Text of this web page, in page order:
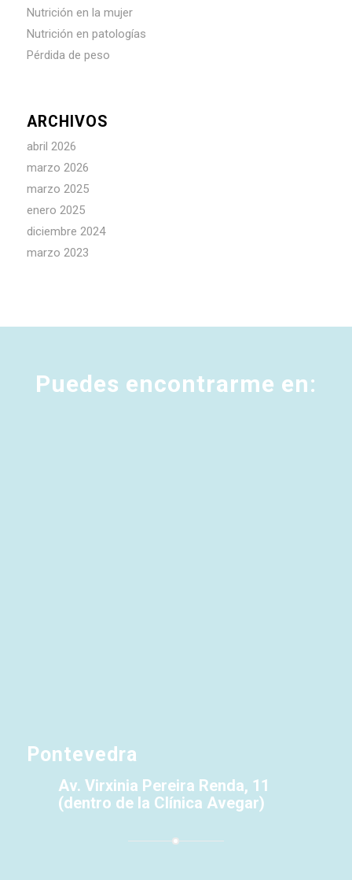
Nutrición en la mujer
Nutrición en patologías
Pérdida de peso
ARCHIVOS
abril 2026
marzo 2026
marzo 2025
enero 2025
diciembre 2024
marzo 2023
Puedes encontrarme en:
Pontevedra
Av. Virxinia Pereira Renda, 11
(dentro de la Clínica Avegar)